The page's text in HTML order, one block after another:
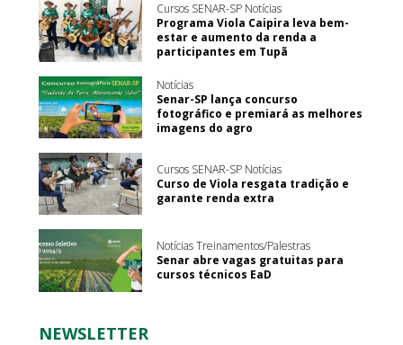
Cursos SENAR-SP Notícias
Programa Viola Caipira leva bem-
estar e aumento da renda a
participantes em Tupã
Notícias
Senar-SP lança concurso
fotográfico e premiará as melhores
imagens do agro
Cursos SENAR-SP Notícias
Curso de Viola resgata tradição e
garante renda extra
Notícias Treinamentos/Palestras
Senar abre vagas gratuitas para
cursos técnicos EaD
NEWSLETTER